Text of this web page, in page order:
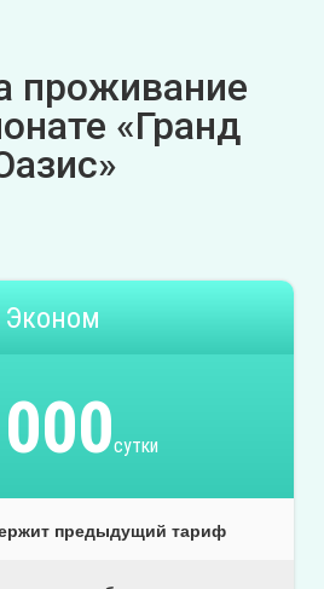
проживание
«Гранд
Эконом
сутки
предыдущий тариф